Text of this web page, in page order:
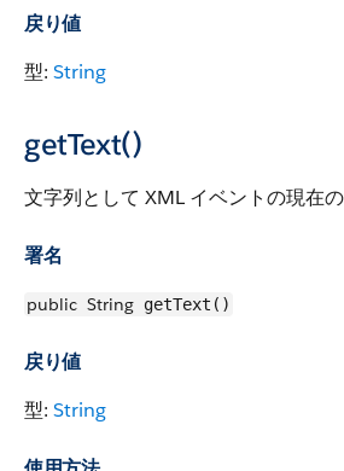
戻り値
型: String
getText()
文字列として XML イベントの現在の
署名
public String getText()
戻り値
型: String